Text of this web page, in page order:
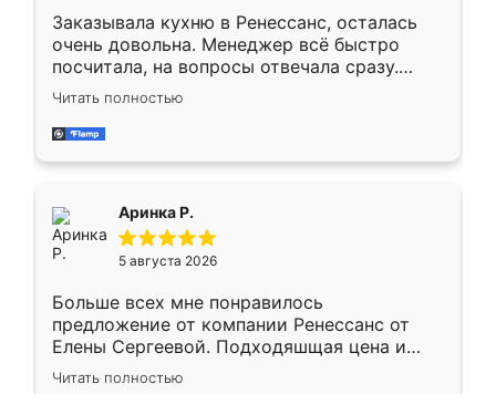
Заказывала кухню в Ренессанс, осталась
очень довольна. Менеджер всё быстро
посчитала, на вопросы отвечала сразу.
Замерщик приехал в субботу, подошёл к
делу со всей ответственностью. Собрали
за день, ребята работали аккуратно, даже
Читать полностью
Аринка Р.
5 августа 2026
Больше всех мне понравилось
предложение от компании Ренессанс от
Елены Сергеевой. Подходяшщая цена и
короткие сроки изготовления. Приехавший
Читать полностью